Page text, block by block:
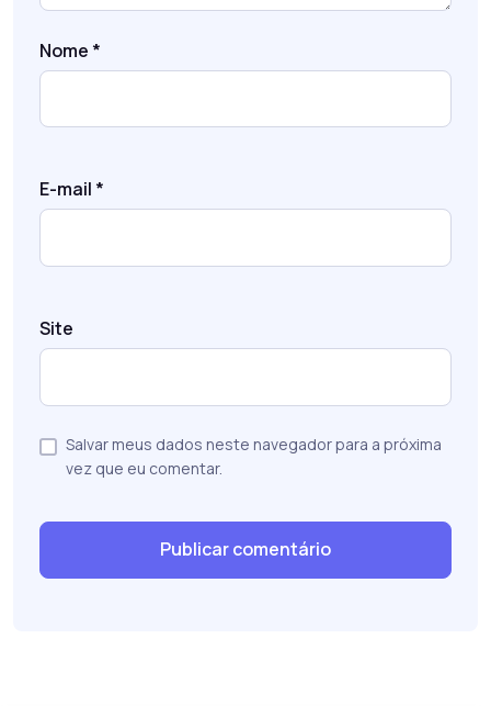
Nome *
E-mail *
Site
Salvar meus dados neste navegador para a próxima
vez que eu comentar.